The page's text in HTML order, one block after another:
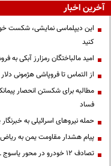
آخرین اخبار
این دیپلماسی نمایشی، شکست
کنید
امید مالباختگان رمزارز آبکی به
از التماس تا فروپاشی هژمونی دلار
مطالبه برای شکستن انحصار
فساد
حمله نیروهای اسرائیلی به
پیام هشدار مقاومت یمن به ریاض
تصادف ۱۲ خودرو در محور یاسوج ـ اصفهان